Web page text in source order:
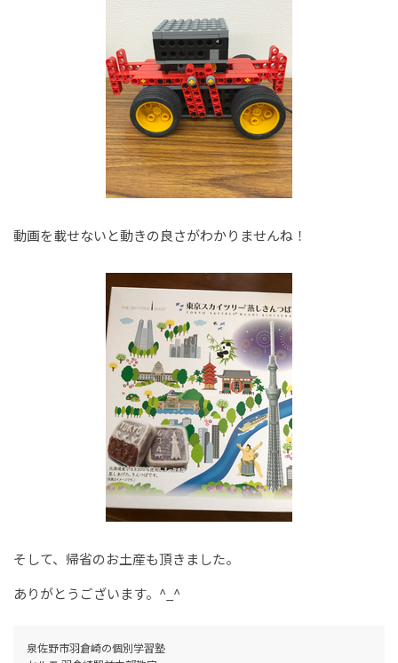
動画を載せないと動きの良さがわかりませんね！
そして、帰省のお土産も頂きました。
ありがとうございます。^_^
泉佐野市羽倉崎の個別学習塾